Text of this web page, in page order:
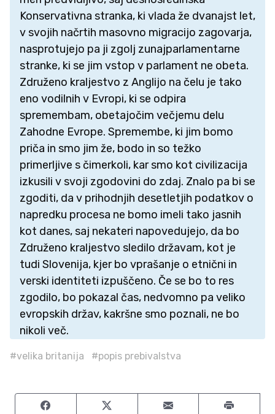
Konservativna stranka, ki vlada že dvanajst let,
v svojih načrtih masovno migracijo zagovarja,
nasprotujejo pa ji zgolj zunajparlamentarne
stranke, ki se jim vstop v parlament ne obeta.
Združeno kraljestvo z Anglijo na čelu je tako
eno vodilnih v Evropi, ki se odpira
spremembam, obetajočim večjemu delu
Zahodne Evrope. Spremembe, ki jim bomo
priča in smo jim že, bodo in so težko
primerljive s čimerkoli, kar smo kot civilizacija
izkusili v svoji zgodovini do zdaj. Znalo pa bi se
zgoditi, da v prihodnjih desetletjih podatkov o
napredku procesa ne bomo imeli tako jasnih
kot danes, saj nekateri napovedujejo, da bo
Združeno kraljestvo sledilo državam, kot je
tudi Slovenija, kjer bo vprašanje o etnični in
verski identiteti izpuščeno. Če se bo to res
zgodilo, bo pokazal čas, nedvomno pa veliko
evropskih držav, kakršne smo poznali, ne bo
nikoli več.
#velika britanija #popis prebivalstva
Share on FacebookShare on TwitterShare by email